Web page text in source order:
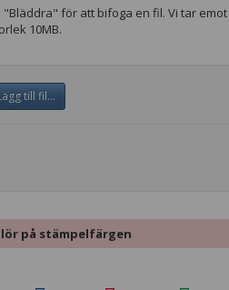
"Bläddra" för att bifoga en fil. Vi tar
10MB.
till fil...
på stämpelfärgen